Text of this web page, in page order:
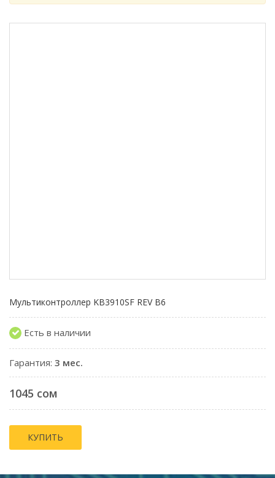
Мультиконтроллер KB3910SF REV B6
Есть в наличии
Гарантия: 3 мес.
1045 сом
КУПИТЬ